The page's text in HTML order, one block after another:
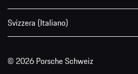
Svizzera (Italiano)
© 2026 Porsche Schweiz